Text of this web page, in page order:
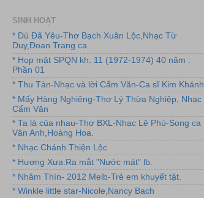
SINH HOẠT
* Dù Đã Yêu-Thơ Bạch Xuân Lộc,Nhạc Từ
Duy,Đoan Trang ca.
* Họp mặt SPQN kh. 11 (1972-1974) 40 năm :
Phần 01
* Thu Tàn-Nhạc và lời Cẩm Văn-Ca sĩ Kim Khánh
* Mấy Hàng Nghiêng-Thơ Lý Thừa Nghiệp, Nhạc
Cẩm Văn
* Ta là của nhau-Thơ BXL-Nhạc Lê Phú-Song ca
Vân Anh,Hoàng Hoa.
* Nhạc Chánh Thiện Lộc
* Hương Xưa:Ra mắt "Nước mát" lb.
* Nhâm Thìn- 2012 Melb-Trẻ em khuyết tật.
* Winkle little star-Nicole,Nancy Bach